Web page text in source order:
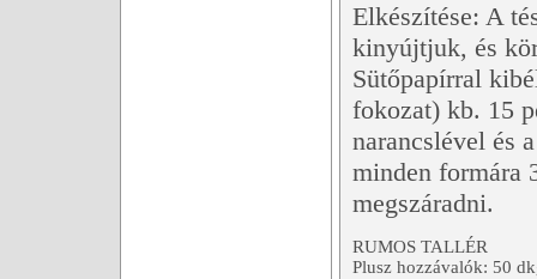
Elkészítése: A
kinyújtjuk, és
Sütőpapírral
fokozat) kb. 15
narancslével és
minden formára
megszáradni.
RUMOS TALLÉR
Plusz hozzávalók: 50